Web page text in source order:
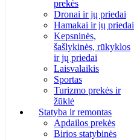
prekės
Dronai ir jų priedai
Hamakai ir jų priedai
Kepsninės,
šašlykinės, rūkyklos
ir jų priedai
Laisvalaikis
Sportas
Turizmo prekės ir
žūklė
Statyba ir remontas
Apdailos prekės
Birios statybinės